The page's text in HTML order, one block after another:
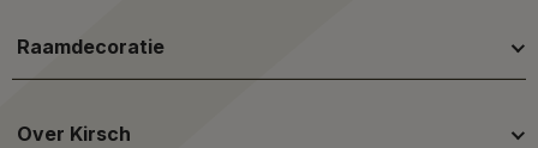
Raamdecoratie
Over Kirsch